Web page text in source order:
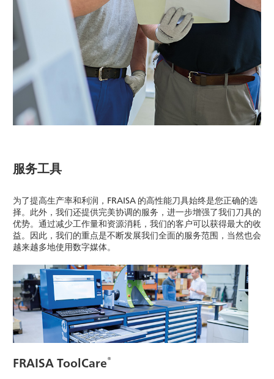
服务工具
为了提高生产率和利润，FRAISA 的高性能刀具始终是您正确的选
择。此外，我们还提供完美协调的服务，进一步增强了我们刀具的
优势。通过减少工作量和资源消耗，我们的客户可以获得最大的收
益。因此，我们的重点是不断发展我们全面的服务范围，当然也会
越来越多地使用数字媒体。
FRAISA ToolCare®